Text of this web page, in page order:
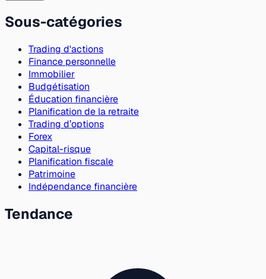
Sous-catégories
Trading d'actions
Finance personnelle
Immobilier
Budgétisation
Éducation financière
Planification de la retraite
Trading d’options
Forex
Capital-risque
Planification fiscale
Patrimoine
Indépendance financière
Tendance